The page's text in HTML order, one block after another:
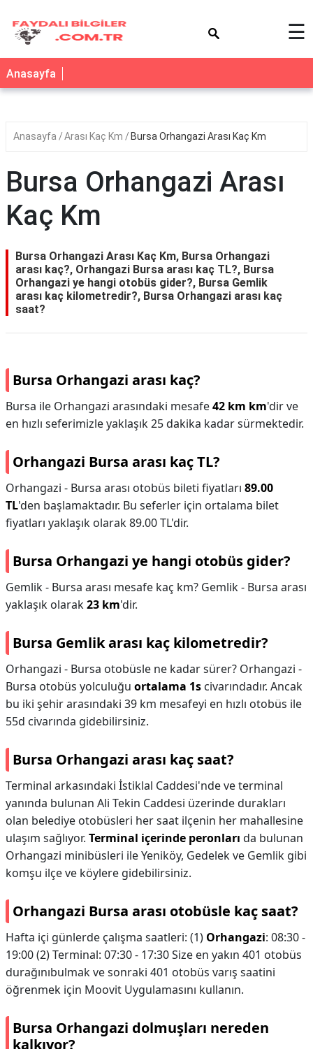
☰
Anasayfa
Anasayfa Arası Kaç Km Bursa Orhangazi Arası Kaç Km
Bursa Orhangazi Arası
Kaç Km
Bursa Orhangazi Arası Kaç Km, Bursa Orhangazi
arası kaç?, Orhangazi Bursa arası kaç TL?, Bursa
Orhangazi ye hangi otobüs gider?, Bursa Gemlik
arası kaç kilometredir?, Bursa Orhangazi arası kaç
saat?
Bursa Orhangazi arası kaç?
Bursa ile Orhangazi arasındaki mesafe42 km km'dir ve
en hızlı seferimizle yaklaşık 25 dakika kadar sürmektedir.
Orhangazi Bursa arası kaç TL?
Orhangazi - Bursa arası otobüs bileti fiyatları 89.00
TL'den başlamaktadır. Bu seferler için ortalama bilet
fiyatları yaklaşık olarak 89.00 TL'dir.
Bursa Orhangazi ye hangi otobüs gider?
Gemlik - Bursa arası mesafe kaç km? Gemlik - Bursa arası
yaklaşık olarak23 km'dir.
Bursa Gemlik arası kaç kilometredir?
Orhangazi - Bursa otobüsle ne kadar sürer? Orhangazi -
Bursa otobüs yolculuğu ortalama 1s civarındadır. Ancak
bu iki şehir arasındaki 39 km mesafeyi en hızlı otobüs ile
55d civarında gidebilirsiniz.
Bursa Orhangazi arası kaç saat?
Terminal arkasındaki İstiklal Caddesi'nde ve terminal
yanında bulunan Ali Tekin Caddesi üzerinde durakları
olan belediye otobüsleri her saat ilçenin her mahallesine
ulaşım sağlıyor. Terminal içerinde peronları da bulunan
Orhangazi minibüsleri ile Yeniköy, Gedelek ve Gemlik gibi
komşu ilçe ve köylere gidebilirsiniz.
Orhangazi Bursa arası otobüsle kaç saat?
Hafta içi günlerde çalışma saatleri: (1) Orhangazi: 08:30 -
19:00 (2) Terminal: 07:30 - 17:30 Size en yakın 401 otobüs
durağınıbulmak ve sonraki 401 otobüs varış saatini
öğrenmek için Moovit Uygulamasını kullanın.
Bursa Orhangazi dolmuşları nereden
kalkıyor?